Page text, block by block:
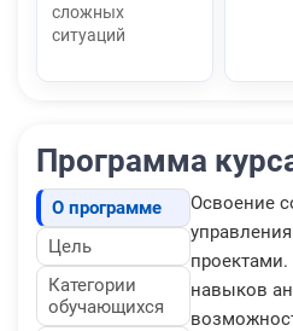
сложных
ситуаций
Программа
О программе
Цель
Категории
обучающихся
Освоение
навыков